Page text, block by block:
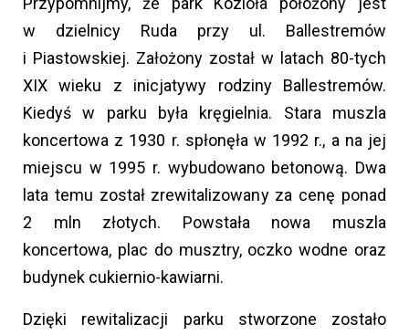
w dzielnicy Ruda przy ul. Ballestremów
i Piastowskiej. Założony został w latach 80-tych
XIX wieku z inicjatywy rodziny Ballestremów.
Kiedyś w parku była kręgielnia. Stara muszla
koncertowa z 1930 r. spłonęła w 1992 r., a na jej
miejscu w 1995 r. wybudowano betonową. Dwa
lata temu został zrewitalizowany za cenę ponad
2 mln złotych. Powstała nowa muszla
koncertowa, plac do musztry, oczko wodne oraz
budynek cukiernio-kawiarni.
Dzięki rewitalizacji parku stworzone zostało